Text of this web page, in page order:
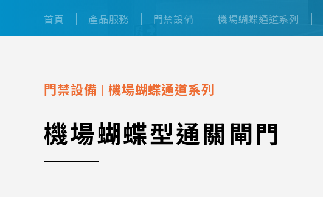
首頁 產品服務 門禁設備 機場蝴蝶通道系列
門禁設備 | 機場蝴蝶通道系列
機場蝴蝶型通關閘門